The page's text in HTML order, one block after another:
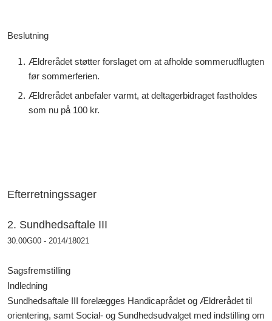
Beslutning
Ældrerådet støtter forslaget om at afholde sommerudflugten
før sommerferien.
Ældrerådet anbefaler varmt, at deltagerbidraget fastholdes
som nu på 100 kr.
Efterretningssager
2. Sundhedsaftale III
30.00G00 - 2014/18021
Sagsfremstilling
Indledning
Sundhedsaftale III forelægges Handicaprådet og Ældrerådet til
orientering, samt Social- og Sundhedsudvalget med indstilling om